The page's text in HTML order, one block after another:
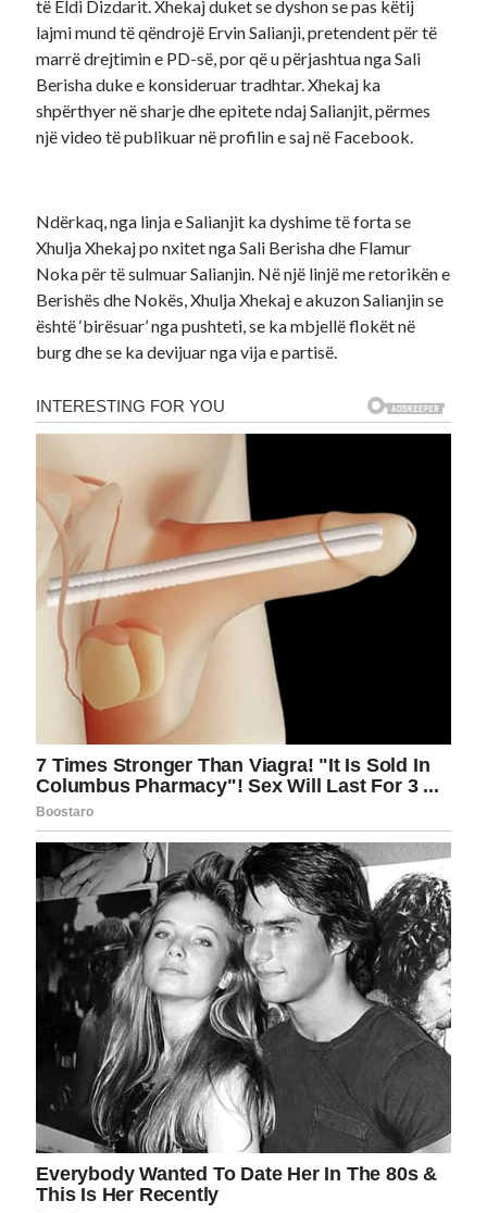
të Eldi Dizdarit. Xhekaj duket se dyshon se pas këtij
lajmi mund të qëndrojë Ervin Salianji, pretendent për të
marrë drejtimin e PD-së, por që u përjashtua nga Sali
Berisha duke e konsideruar tradhtar. Xhekaj ka
shpërthyer në sharje dhe epitete ndaj Salianjit, përmes
një video të publikuar në profilin e saj në Facebook.
Ndërkaq, nga linja e Salianjit ka dyshime të forta se
Xhulja Xhekaj po nxitet nga Sali Berisha dhe Flamur
Noka për të sulmuar Salianjin. Në një linjë me retorikën e
Berishës dhe Nokës, Xhulja Xhekaj e akuzon Salianjin se
është ‘birësuar’ nga pushteti, se ka mbjellë flokët në
burg dhe se ka devijuar nga vija e partisë.